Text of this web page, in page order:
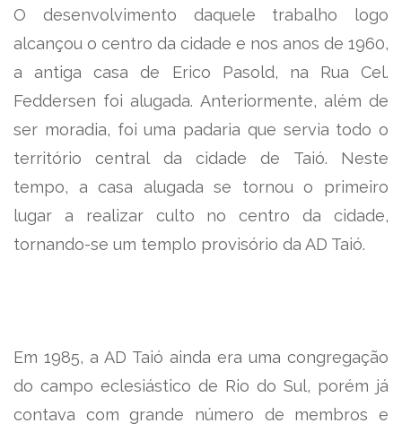
O desenvolvimento daquele trabalho logo
alcançou o centro da cidade e nos anos de 1960,
a antiga casa de Erico Pasold, na Rua Cel.
Feddersen foi alugada. Anteriormente, além de
ser moradia, foi uma padaria que servia todo o
território central da cidade de Taió. Neste
tempo, a casa alugada se tornou o primeiro
lugar a realizar culto no centro da cidade,
tornando-se um templo provisório da AD Taió.
Em 1985, a AD Taió ainda era uma congregação
do campo eclesiástico de Rio do Sul, porém já
contava com grande número de membros e